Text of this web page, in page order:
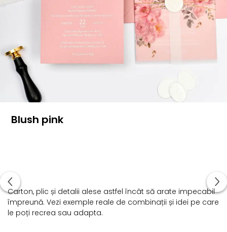
Blush pink
Carton, plic și detalii alese astfel încât să arate impecabil
împreună. Vezi exemple reale de combinații și idei pe care
le poți recrea sau adapta.